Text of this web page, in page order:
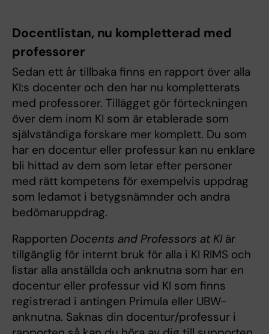
Docentlistan, nu kompletterad med
professorer
Sedan ett år tillbaka finns en rapport över alla
KI:s docenter och den har nu kompletterats
med professorer. Tillägget gör förteckningen
över dem inom KI som är etablerade som
självständiga forskare mer komplett. Du som
har en docentur eller professur kan nu enklare
bli hittad av dem som letar efter personer
med rätt kompetens för exempelvis uppdrag
som ledamot i betygsnämnder och andra
bedömaruppdrag.
Rapporten Docents and Professors at KIär
tillgänglig för internt bruk för alla i KI RIMS och
listar alla anställda och anknutna som har en
docentur eller professur vid KI som finns
registrerad i antingen Primula eller UBW-
anknutna. Saknas din docentur/professur i